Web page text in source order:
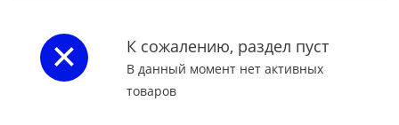
К сожалению, раздел пуст
В данный момент нет активных
товаров